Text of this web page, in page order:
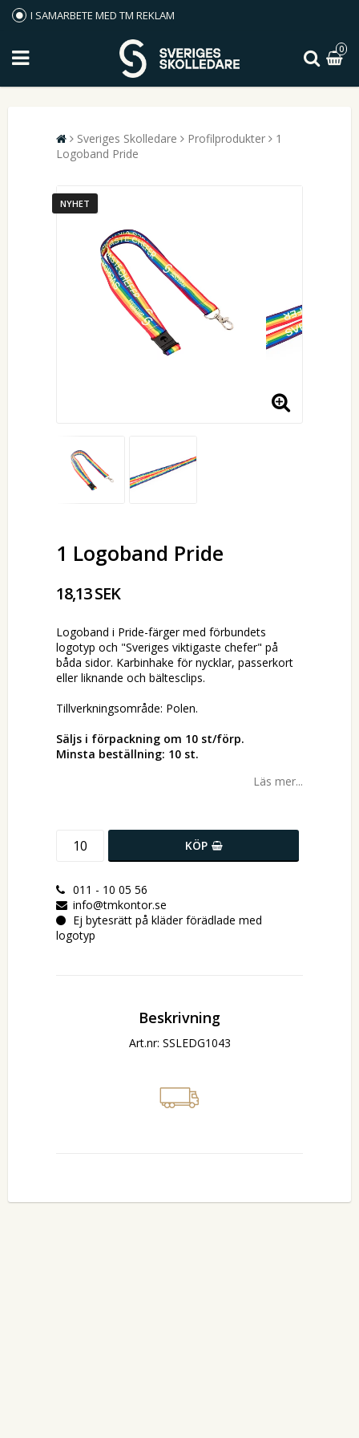
I SAMARBETE MED TM REKLAM
0
Sveriges Skolledare Profilprodukter
1
Logoband Pride
NYHET
1 Logoband Pride
18,13 SEK
Logoband i Pride-färger med förbundets
logotyp och "Sveriges viktigaste chefer" på
båda sidor. Karbinhake för nycklar, passerkort
eller liknande och bältesclips.
Tillverkningsområde: Polen.
Säljs i förpackning om 10 st/förp.
Minsta beställning: 10 st.
Läs mer...
KÖP
011 - 10 05 56
info@tmkontor.se
Ej bytesrätt på kläder förädlade med
logotyp
Beskrivning
Art.nr: SSLEDG1043